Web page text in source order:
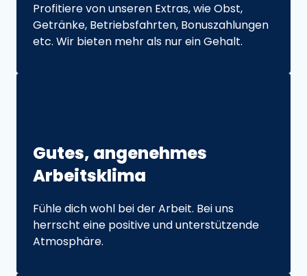
Profitiere von unseren Extras, wie Obst,
Getränke, Betriebsfahrten, Bonuszahlungen
etc. Wir bieten mehr als nur ein Gehalt.
Gutes,
Arbeitsklima
Fühle dich wohl bei der Arbeit. Bei uns
herrscht eine positive und unterstützende
Atmosphäre.